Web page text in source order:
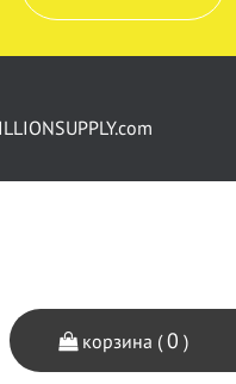
корзина (0 )